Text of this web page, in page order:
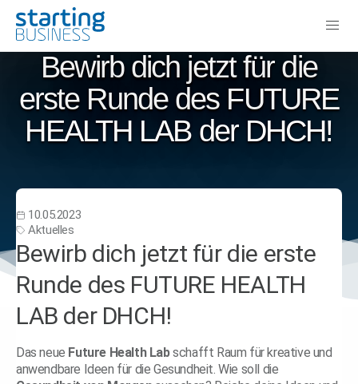
Bewirb dich jetzt für die
erste Runde des FUTURE
HEALTH LAB der DHCH!
10.05.2023
Aktuelles
Bewirb dich jetzt für die erste
Runde des FUTURE HEALTH
LAB der DHCH!
Das neue Future Health Labschafft Raum für kreative und
anwendbare Ideen für die Gesundheit. Wie soll die